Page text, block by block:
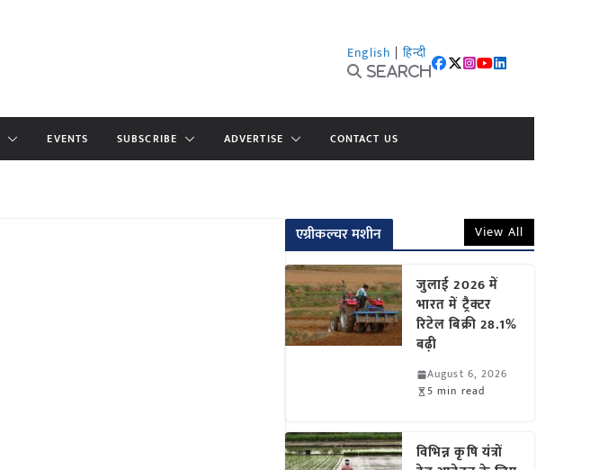
English | हिन्दी
Search
EVENTS SUBSCRIBE ADVERTISE CONTACT US
एग्रीकल्चर मशीन View All
जुलाई 2026 में
भारत में ट्रैक्टर
रिटेल बिक्री 28.1%
बढ़ी
August 6, 2026
5 min read
विभिन्न कृषि यंत्रों